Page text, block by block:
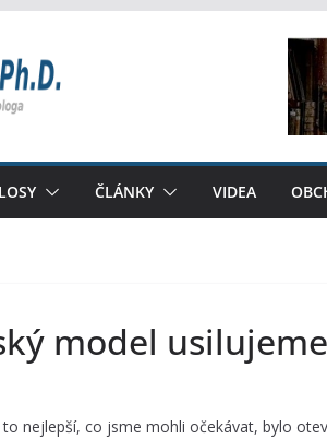
ČLÁNKY VIDEA
model
nejlepší, co jsme mohli očekávat, bylo